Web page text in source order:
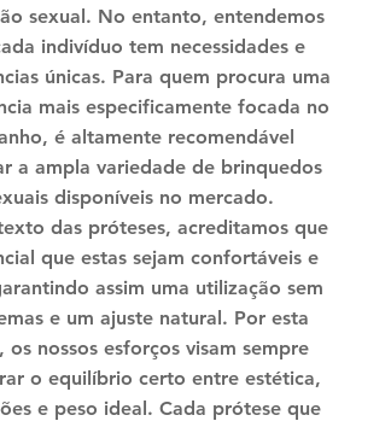
sexual. No entanto, entendemos
indivíduo tem necessidades e
únicas. Para quem procura uma
mais especificamente focada no
é altamente recomendável
a ampla variedade de brinquedos
disponíveis no mercado.
das próteses, acreditamos que
que estas sejam confortáveis e
assim uma utilização sem
e um ajuste natural. Por esta
os nossos esforços visam sempre
o equilíbrio certo entre estética,
e peso ideal. Cada prótese que